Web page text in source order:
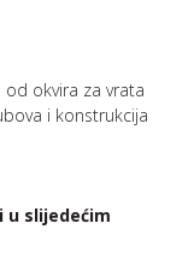
od okvira za vrata
i konstrukcija
u slijedećim